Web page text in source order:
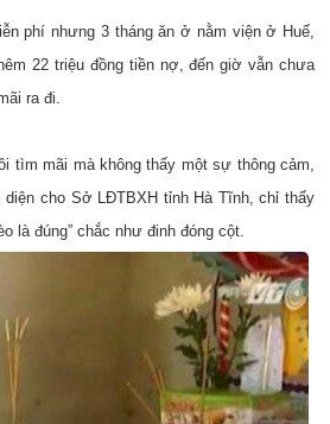
phí nhưng 3 tháng ăn ở nằm viện ở Huế,
22 triệu đồng tiền nợ, đến giờ vẫn chưa
ra đi.
tìm mãi mà không thấy một sự thông cảm,
cho Sở LĐTBXH tỉnh Hà Tĩnh, chỉ thấy
là đúng” chắc như đinh đóng cột.